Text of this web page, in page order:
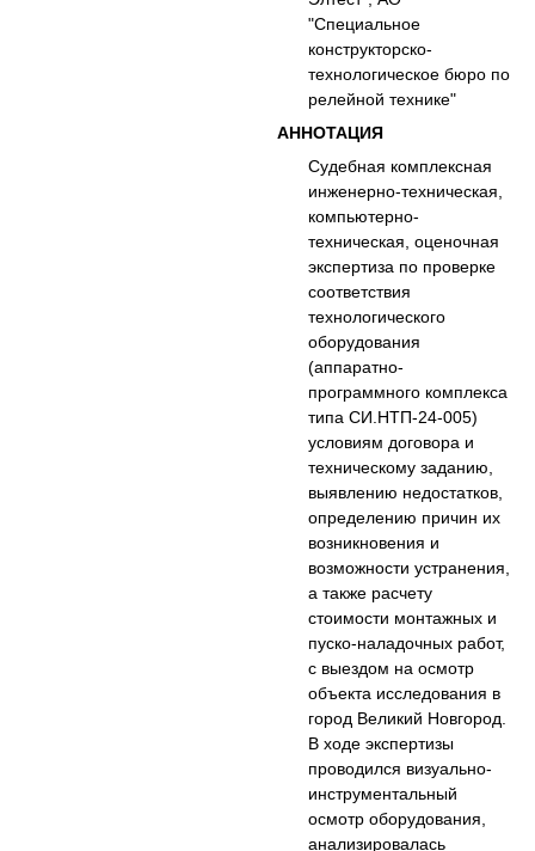
"Специальное
конструкторско-
технологическое бюро по
релейной технике"
АННОТАЦИЯ
Судебная комплексная
инженерно-техническая,
компьютерно-
техническая, оценочная
экспертиза по проверке
соответствия
технологического
оборудования
(аппаратно-
программного комплекса
типа СИ.НТП-24-005)
условиям договора и
техническому заданию,
выявлению недостатков,
определению причин их
возникновения и
возможности устранения,
а также расчету
стоимости монтажных и
пуско-наладочных работ,
с выездом на осмотр
объекта исследования в
город Великий Новгород.
В ходе экспертизы
проводился визуально-
инструментальный
осмотр оборудования,
анализировалась